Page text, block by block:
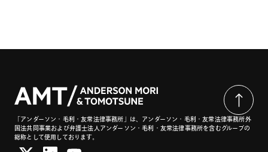
「アンダーソン・毛利・友常法律事務所」は、アンダーソン・毛利・友常法律事務所外
国法共同事業および弁護士法人アンダーソン・毛利・友常法律事務所を含むグループの
総称として使用しております。